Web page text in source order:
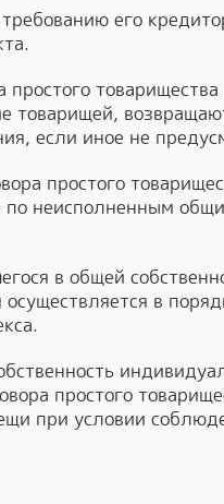
его
товарищей,
если иное не
простого
по неисполненным
в общей
в
простого
при условии